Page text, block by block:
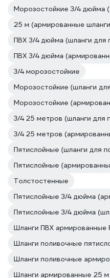
Морозостойкие 3/4 дюйма
25 м (армированные
ПВХ 3/4 дюйма (шланги для
ПВХ 3/4 дюйма
3/4 морозостойкие
Морозостойкие (шланги
Морозостойкие
3/4 25 метров (шланги для
3/4 25 метров
Пятислойные (шланги для
Пятислойные
Толстостенные
Пятислойные 3/4 дюйма
Пятислойные 3/4 дюйма
Шланги ПВХ армированные
Шланги поливочные
Шланги поливочные
Шланги армированные 25 м